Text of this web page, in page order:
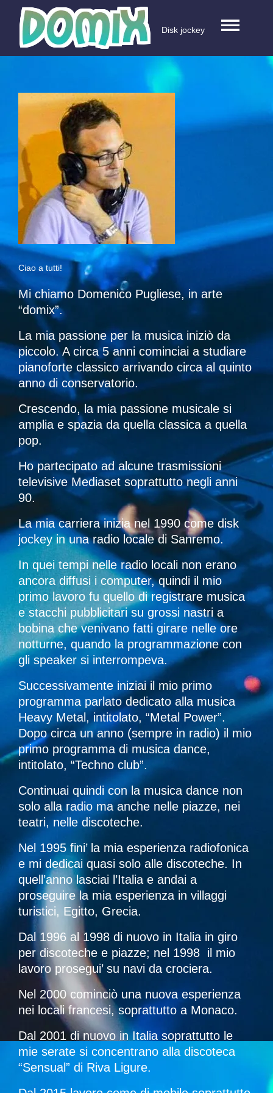
content
Disk jockey
Ciao a tutti!
Mi chiamo Domenico Pugliese, in arte
“domix”.
La mia passione per la musica iniziò da
piccolo. A circa 5 anni cominciai a studiare
pianoforte classico arrivando circa al quinto
anno di conservatorio.
Crescendo, la mia passione musicale si
amplia e spazia da quella classica a quella
pop.
Ho partecipato ad alcune trasmissioni
televisive Mediaset soprattutto negli anni
90.
La mia carriera inizia nel 1990 come disk
jockey in una radio locale di Sanremo.
In quei tempi nelle radio locali non erano
ancora diffusi i computer, quindi il mio
primo lavoro fu quello di registrare musica
e stacchi pubblicitari su grossi nastri a
bobina che venivano fatti girare nelle ore
notturne, quando la programmazione con
gli speaker si interrompeva.
Successivamente iniziai il mio primo
programma parlato dedicato alla musica
Heavy Metal, intitolato, “Metal Power”.
Dopo circa un anno (sempre in radio) il mio
primo programma di musica dance,
intitolato, “Techno club”.
Continuai quindi con la musica dance non
solo alla radio ma anche nelle piazze, nei
teatri, nelle discoteche.
Nel 1995 fini’ la mia esperienza radiofonica
e mi dedicai quasi solo alle discoteche. In
quell’anno lasciai l’Italia e andai a
proseguire la mia esperienza in villaggi
turistici, Egitto, Grecia.
Dal 1996 al 1998 di nuovo in Italia in giro
per discoteche e piazze; nel 1998 il mio
lavoro prosegui’ su navi da crociera.
Nel 2000 cominciò una nuova esperienza
nei locali francesi, soprattutto a Monaco.
Dal 2001 di nuovo in Italia soprattutto le
mie serate si concentrano alla discoteca
“Sensual” di Riva Ligure.